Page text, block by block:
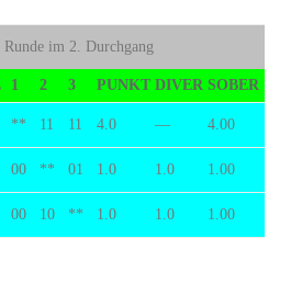
Runde im 2. Durchgang
1 2 3 PUNKT DIVER SOBER
** 11 11 4.0 — 4.00
00 ** 01 1.0 1.0 1.00
00 10 ** 1.0 1.0 1.00